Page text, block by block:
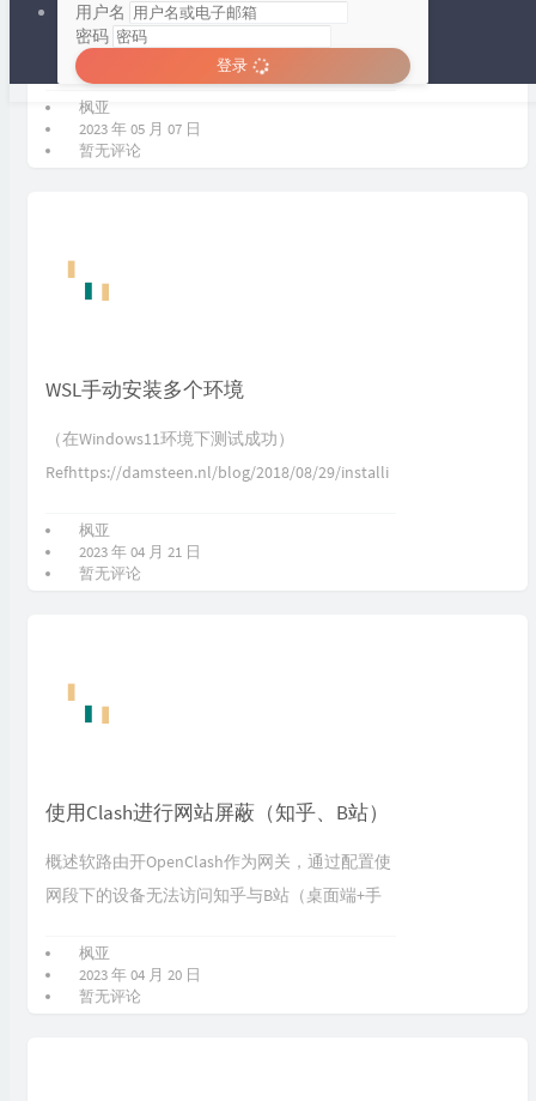
Loading...
用户名
密码
登录
安装在Obsidian中安装Vim IM Select插件
（Github - ALONELUR/vim-im-select-obsidian）
在Githu...
枫亚
2023 年 05 月 07 日
暂无评论
WSL手动安装多个环境
（在Windows11环境下测试成功）
Refhttps://damsteen.nl/blog/2018/08/29/installi
枫亚
2023 年 04 月 21 日
暂无评论
使用Clash进行网站屏蔽（知乎、B站）
概述软路由开OpenClash作为网关，通过配置使
网段下的设备无法访问知乎与B站（桌面端+手
境：OpenWrt 2...
枫亚
2023 年 04 月 20 日
暂无评论